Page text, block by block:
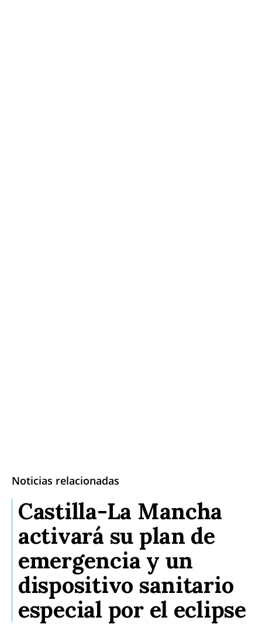
Noticias relacionadas
Castilla-La Mancha
activará su plan de
emergencia y un
dispositivo sanitario
especial por el eclipse